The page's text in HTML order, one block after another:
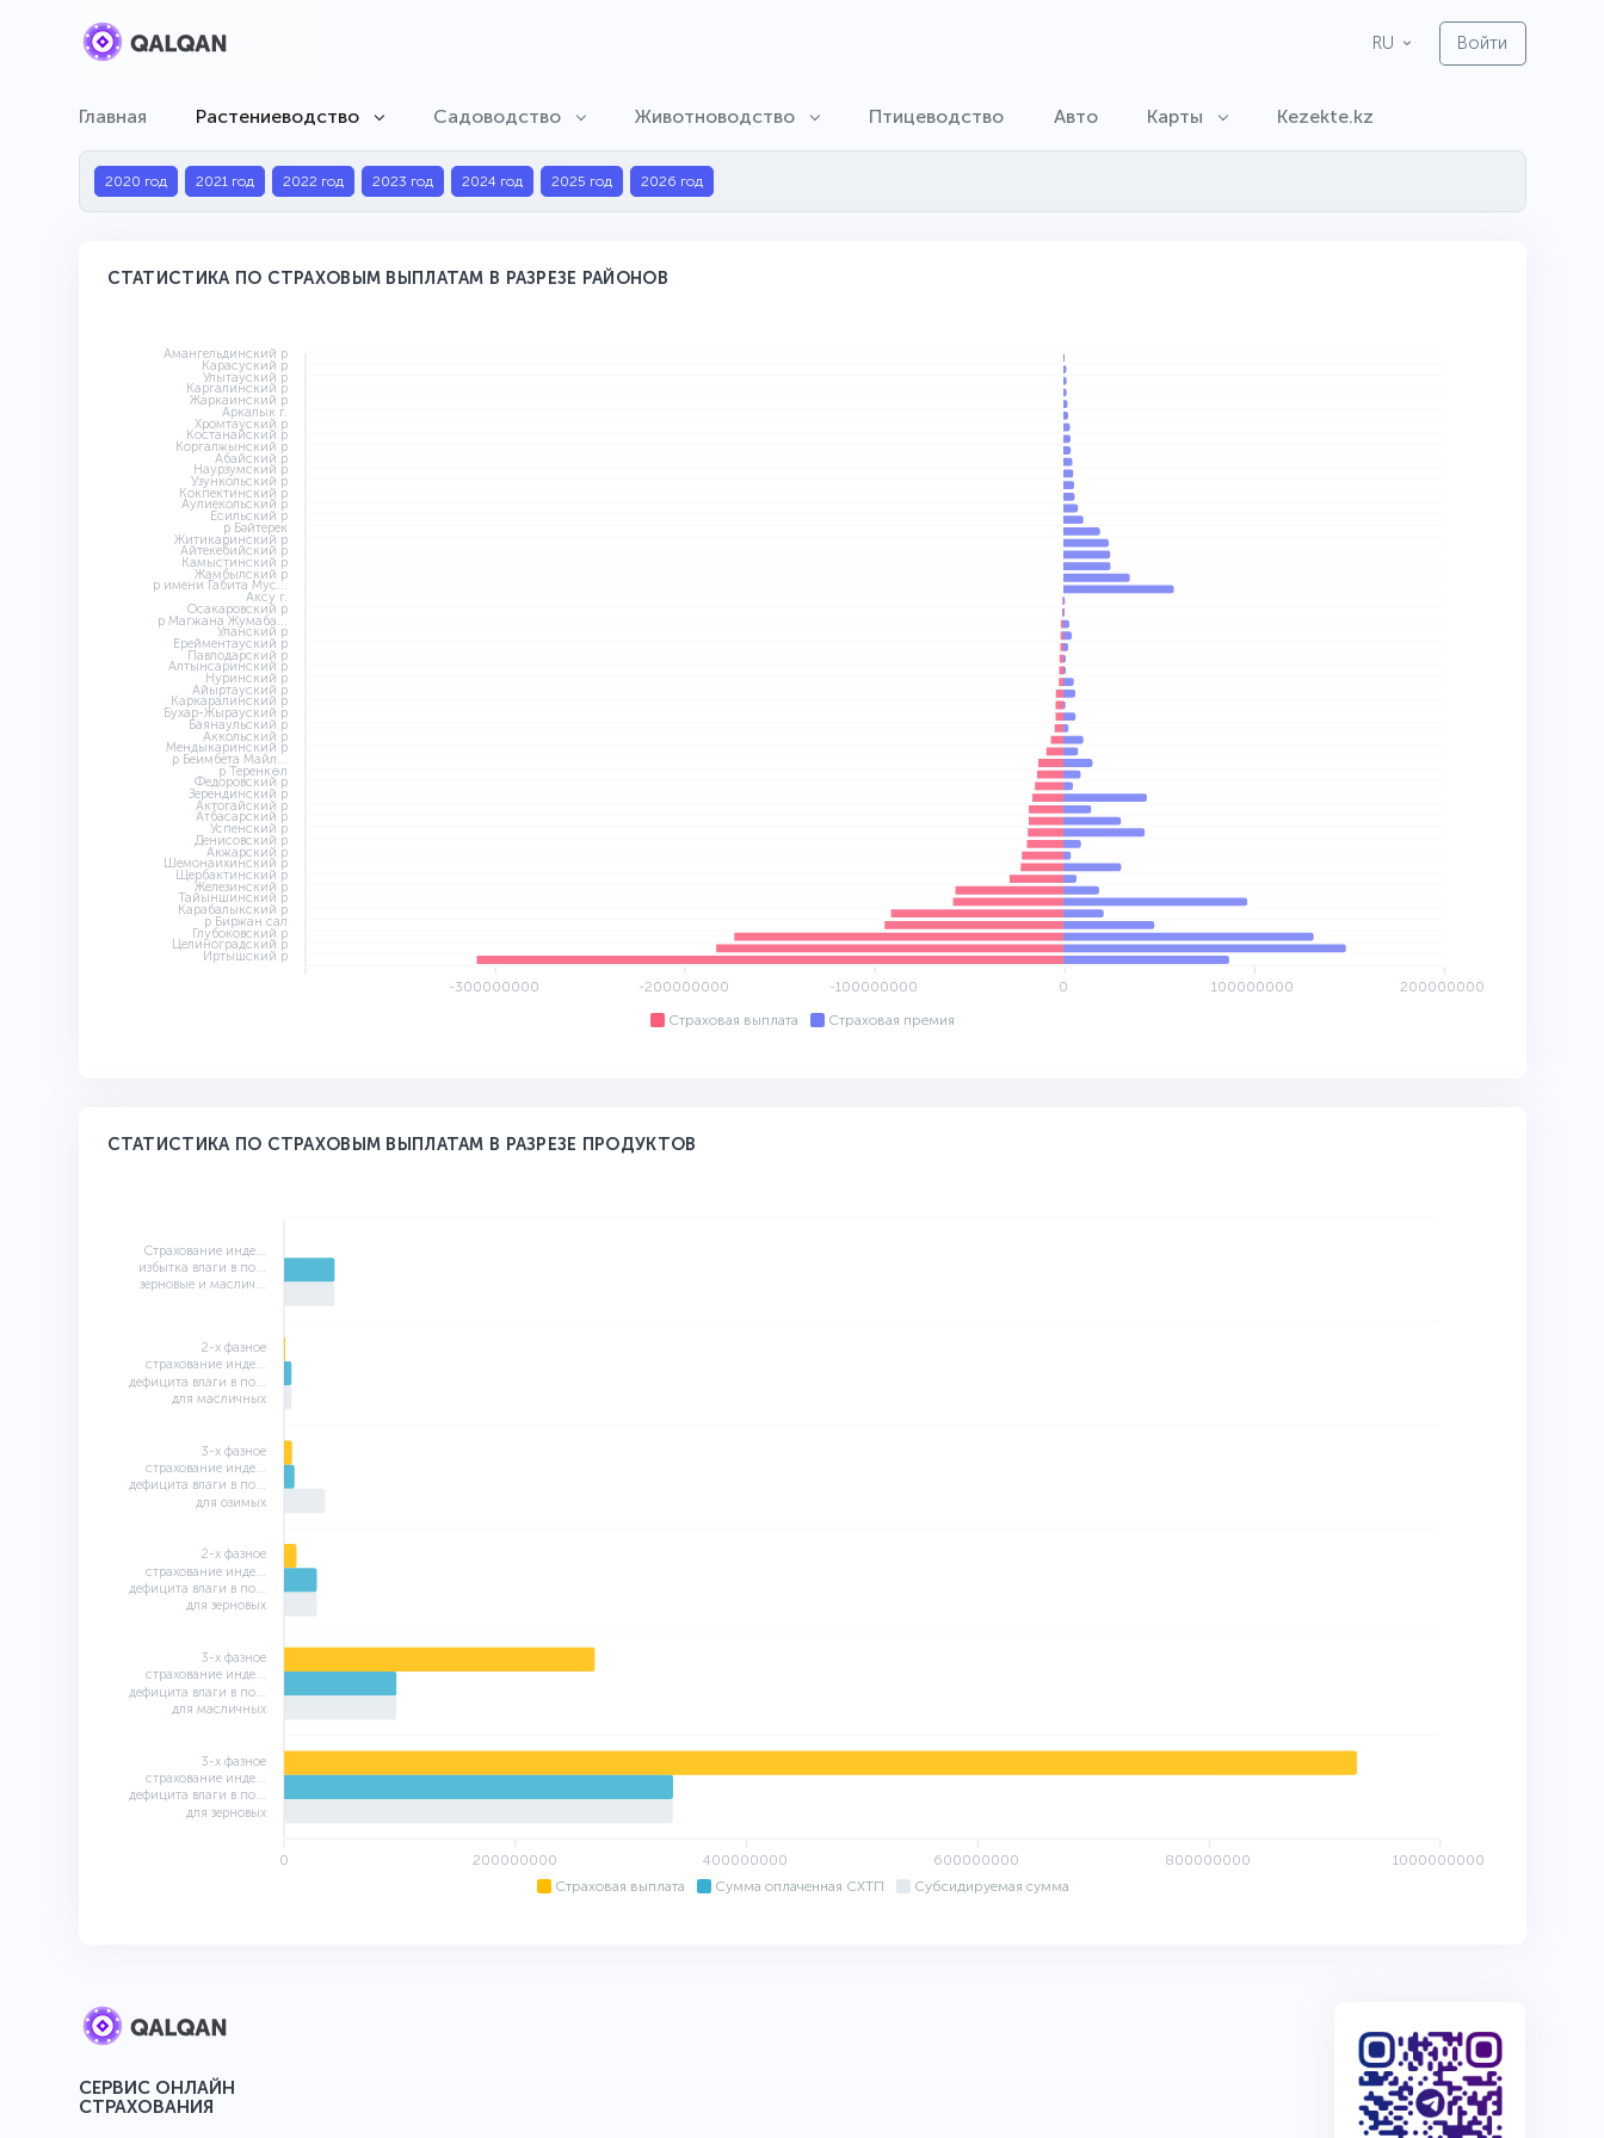
RU Войти
Главная Растениеводство Садоводство Животноводство Птицеводство Авто Карты Kezekte.kz
2020 год 2021 год 2022 год 2023 год 2024 год 2025 год 2026 год
СТАТИСТИКА ПО СТРАХОВЫМ ВЫПЛАТАМ В РАЗРЕЗЕ РАЙОНОВ
Страховая выплата Страховая премия
Амангельдинский р
Карасуский р
Улытауский р
Каргалинский р
Жаркаинский р
Аркалык г.
Хромтауский р
Костанайский р
Коргалжынский р
Абайский р
Наурзумский р
Узункольский р
Кокпектинский р
Аулиекольский р
Есильский р
р Бәйтерек
Житикаринский р
Айтекебийский р
Камыстинский р
Жамбылский р
р имени Габита Мус...
Аксу г.
Осакаровский р
р Магжана Жумаба...
Уланский р
Ерейментауский р
Павлодарский р
Алтынсаринский р
Нуринский р
Айыртауский р
Каркаралинский р
Бухар-Жырауский р
Баянаульский р
Аккольский р
Мендыкаринский р
р Беимбета Майл...
р Теренкөл
Федоровский р
Зерендинский р
Актогайский р
Атбасарский р
Успенский р
Денисовский р
Акжарский р
Шемонаихинский р
Щербактинский р
Железинский р
Тайыншинский р
Карабалыкский р
р Биржан сал
Глубоковский р
Целиноградский р
Иртышский р
200000000
100000000
0
-100000000
-200000000
-300000000
СТАТИСТИКА ПО СТРАХОВЫМ ВЫПЛАТАМ В РАЗРЕЗЕ ПРОДУКТОВ
Страховая выплата Сумма оплаченная СХТП Субсидируемая сумма
Страхование инде...
избытка влаги в по...
зерновые и маслич...
2-х фазное
страхование инде...
дефицита влаги в по...
для масличных
3-х фазное
страхование инде...
дефицита влаги в по...
для озимых
2-х фазное
страхование инде...
дефицита влаги в по...
для зерновых
3-х фазное
страхование инде...
дефицита влаги в по...
для масличных
3-х фазное
страхование инде...
дефицита влаги в по...
для зерновых
1000000000
800000000
600000000
400000000
200000000
0
СЕРВИС ОНЛАЙН
СТРАХОВАНИЯ